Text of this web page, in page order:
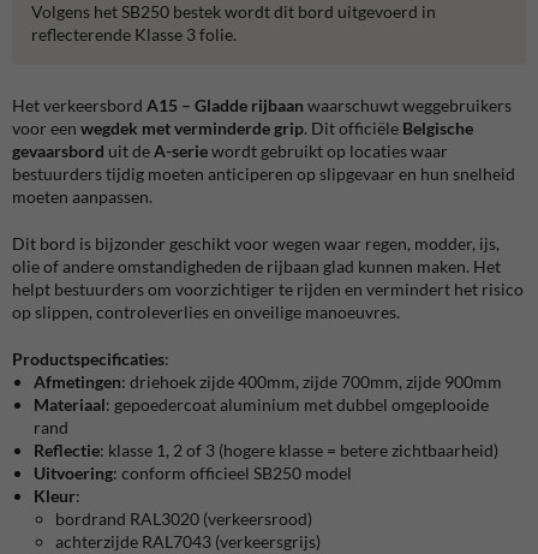
Volgens het SB250 bestek wordt dit bord uitgevoerd in
reflecterende Klasse 3 folie.
Het verkeersbord A15 – Gladde rijbaan waarschuwt weggebruikers
voor een wegdek met verminderde grip. Dit officiële Belgische
gevaarsbord uit deA-seriewordt gebruikt op locaties waar
bestuurders tijdig moeten anticiperen op slipgevaar en hun snelheid
moeten aanpassen.
Dit bord is bijzonder geschikt voor wegen waar regen, modder, ijs,
olie of andere omstandigheden de rijbaan glad kunnen maken. Het
helpt bestuurders om voorzichtiger te rijden en vermindert het risico
op slippen, controleverlies en onveilige manoeuvres.
Productspecificaties:
Afmetingen: driehoek zijde 400mm, zijde 700mm, zijde 900mm
Materiaal: gepoedercoat aluminium met dubbel omgeplooide
rand
Reflectie: klasse 1, 2 of 3 (hogere klasse = betere zichtbaarheid)
Uitvoering: conform officieel SB250 model
Kleur:
bordrand RAL3020 (verkeersrood)
achterzijde RAL7043 (verkeersgrijs)